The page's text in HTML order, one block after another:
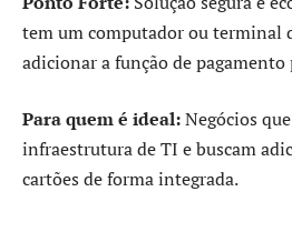
tem um computador ou terminal
adicionar a função de pagamento
Para quem é ideal:Negócios
infraestrutura de TI e buscam
cartões de forma integrada.